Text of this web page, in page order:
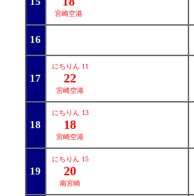
宮崎空港
16
17
にちりん 11
22
宮崎空港
18
にちりん 13
18
宮崎空港
19
にちりん 15
20
南宮崎